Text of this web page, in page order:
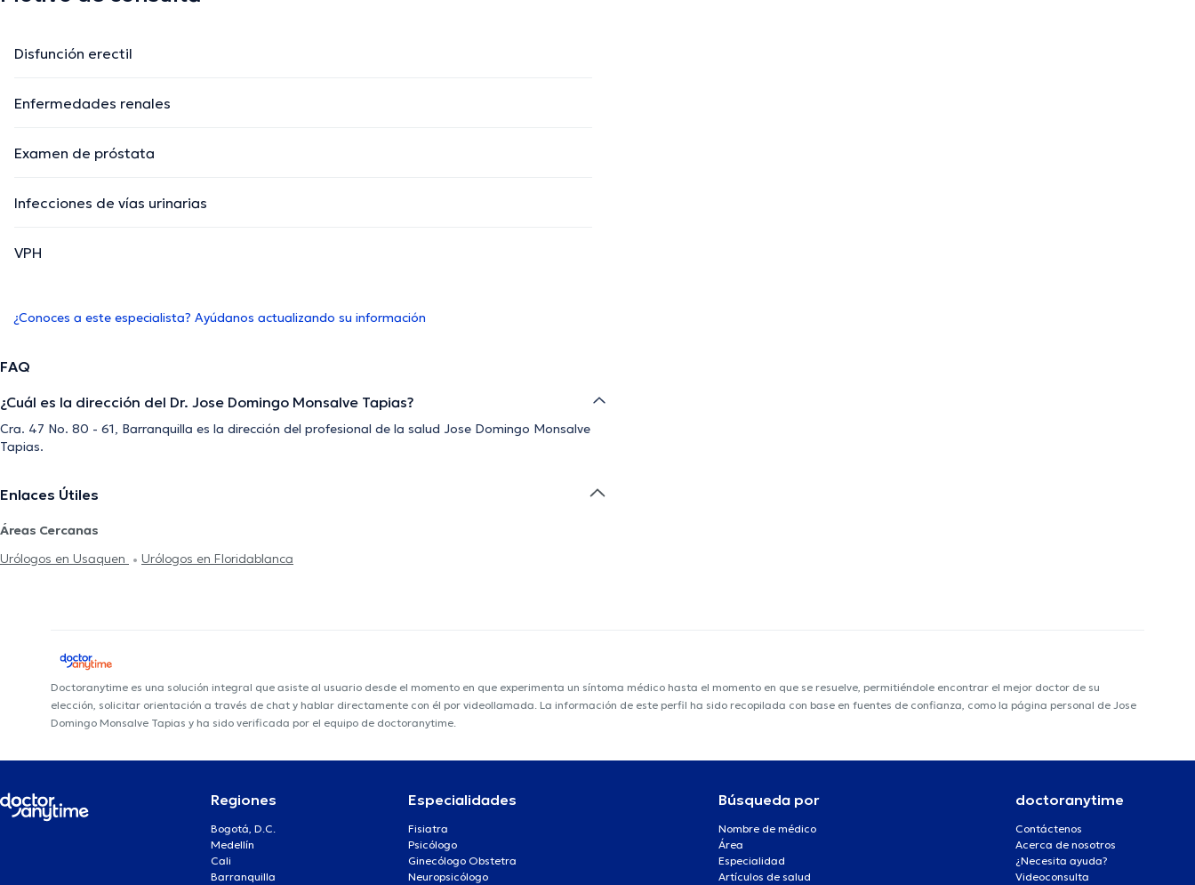
Disfunción erectil
Enfermedades renales
Examen de próstata
Infecciones de vías urinarias
VPH
¿Conoces a este especialista? Ayúdanos actualizando su información
FAQ
¿Cuál es la dirección del Dr. Jose Domingo Monsalve Tapias?
Cra. 47 No. 80 - 61, Barranquilla es la dirección del profesional de la salud Jose Domingo Monsalve
Tapias.
Enlaces Útiles
Áreas Cercanas
Urólogos en Usaquen
Urólogos en Floridablanca
Doctoranytime es una solución integral que asiste al usuario desde el momento en que experimenta un síntoma médico hasta el momento en que se resuelve, permitiéndole encontrar el mejor doctor de su
elección, solicitar orientación a través de chat y hablar directamente con él por videollamada. La información de este perfil ha sido recopilada con base en fuentes de confianza, como la página personal de Jose
Domingo Monsalve Tapias y ha sido verificada por el equipo de doctoranytime.
Regiones
Bogotá, D.C.
Medellín
Cali
Barranquilla
Especialidades
Fisiatra
Psicólogo
Ginecólogo Obstetra
Neuropsicólogo
Búsqueda por
Nombre de médico
Área
Especialidad
Artículos de salud
doctoranytime
Contáctenos
Acerca de nosotros
¿Necesita ayuda?
Videoconsulta